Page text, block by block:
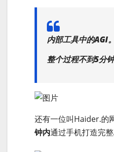
内部工具中的AGI。
整个过程不到5分钟
还有一位叫Haider.的
钟内通过手机打造完整